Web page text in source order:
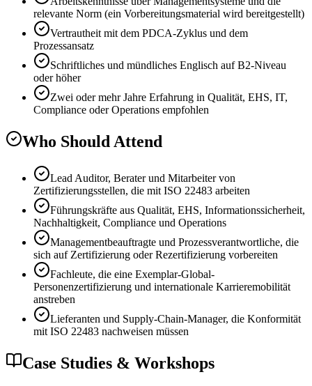
relevante Norm (ein Vorbereitungsmaterial wird bereitgestellt)
Vertrautheit mit dem PDCA-Zyklus und dem
Prozessansatz
Schriftliches und mündliches Englisch auf B2-Niveau
oder höher
Zwei oder mehr Jahre Erfahrung in Qualität, EHS, IT,
Compliance oder Operations empfohlen
Who Should Attend
Lead Auditor, Berater und Mitarbeiter von
Zertifizierungsstellen, die mit ISO 22483 arbeiten
Führungskräfte aus Qualität, EHS, Informationssicherheit,
Nachhaltigkeit, Compliance und Operations
Managementbeauftragte und Prozessverantwortliche, die
sich auf Zertifizierung oder Rezertifizierung vorbereiten
Fachleute, die eine Exemplar-Global-
Personenzertifizierung und internationale Karrieremobilität
anstreben
Lieferanten und Supply-Chain-Manager, die Konformität
mit ISO 22483 nachweisen müssen
Case Studies & Workshops